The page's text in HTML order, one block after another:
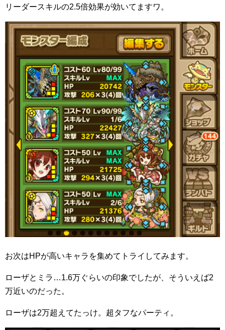
リーダースキルの2.5倍効果が効いてますワ。
お次はHPが高いキャラを集めてトライしてみます。
ローザとミラ…1.6万ぐらいの印象でしたが、そういえば2
万近いのだった。
ローザは2万超えてたっけ。超タフなパーティ。